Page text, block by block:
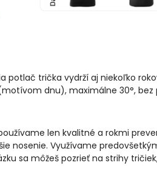
potlač trička vydrží aj niekoľko
dnu), maximálne 30°, bez
len kvalitné a rokmi
nosenie. Využívame
sa môžeš pozrieť na strihy